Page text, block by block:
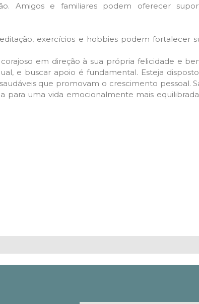
Amigos e familiares podem oferecer
exercícios e hobbies podem fortalecer
em direção à sua própria felicidade e
e buscar apoio é fundamental. Esteja
que promovam o crescimento pessoal.
para uma vida emocionalmente mais